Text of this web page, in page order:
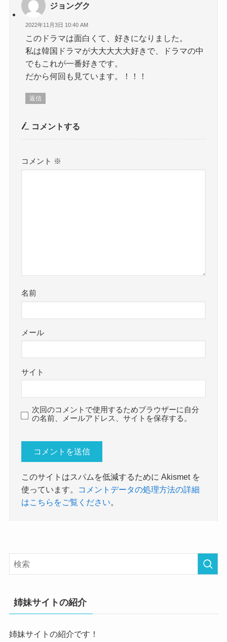
ジョングク
2022年11月3日 10:40 AM
このドラマは面白くて、好きになりました。
私は韓国ドラマが大大大大大好きで、ドラマの中
でもこれが一番好きです。
だから何回も見ています。！！！
返信
コメントする
コメント ※
名前
メール
サイト
次回のコメントで使用するためブラウザーに自分
の名前、メールアドレス、サイトを保存する。
このサイトはスパムを低減するために Akismet を
使っています。
コメントデータの処理方法の詳細
はこちらをご覧ください
姉妹サイトの紹介
姉妹サイトの紹介です！